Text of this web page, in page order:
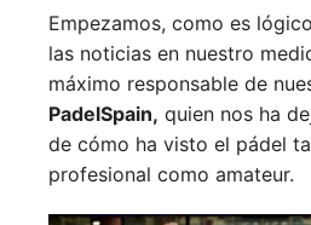
Empezamos, como es
las noticias en nuestro
máximo responsable de
PadelSpain, quien nos ha
de cómo ha visto el pádel
profesional como amateur.